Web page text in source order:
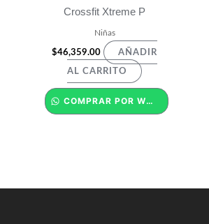
Crossfit Xtreme P
Niñas
$46,359.00 AÑADIR
AL CARRITO
COMPRAR POR WHATSAPP